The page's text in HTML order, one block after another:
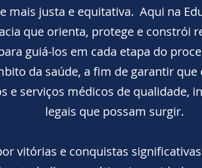
mais justa e equitativa. Aqui na
que orienta, protege e constrói
guiá-los em cada etapa do
da saúde, a fim de garantir
e serviços médicos de qualidade,
legais que possam surgir.
vitórias e conquistas